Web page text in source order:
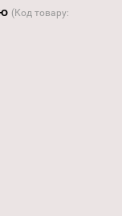
(Код товару: